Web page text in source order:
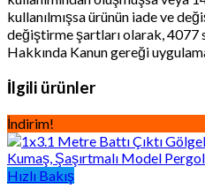
kullanılmışsa ürünün iade ve
değiştirme şartları olarak, 4077
Hakkında Kanun gereği
İlgili ürünler
İndirim!
Hızlı Bakış